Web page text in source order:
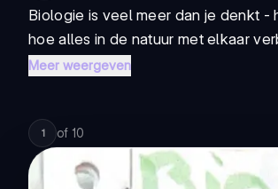
Biologie is veel meer dan je denkt
hoe alles in de natuur met elkaar
Meer weergeven
1 of 10